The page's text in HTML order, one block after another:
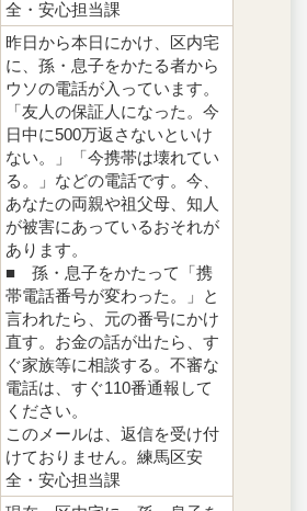
全・安心担当課
昨日から本日にかけ、区内宅
に、孫・息子をかたる者から
ウソの電話が入っています。
「友人の保証人になった。今
日中に500万返さないといけ
ない。」「今携帯は壊れてい
る。」などの電話です。今、
あなたの両親や祖父母、知人
が被害にあっているおそれが
あります。
■ 孫・息子をかたって「携
帯電話番号が変わった。」と
言われたら、元の番号にかけ
直す。お金の話が出たら、す
ぐ家族等に相談する。不審な
電話は、すぐ110番通報して
ください。
このメールは、返信を受け付
けておりません。練馬区安
全・安心担当課